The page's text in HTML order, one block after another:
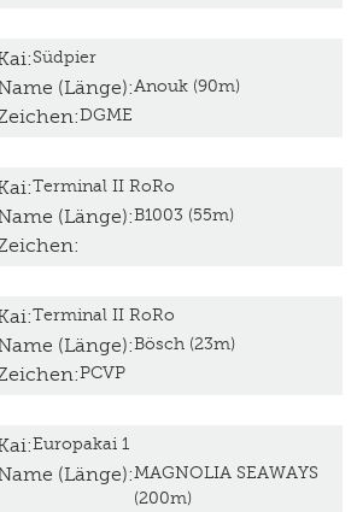
Südpier
(Länge):Anouk (90m)
DGME
Terminal II RoRo
(Länge):B1003 (55m)
Terminal II RoRo
(Länge):Bösch (23m)
PCVP
Europakai 1
(Länge):MAGNOLIA SEAWAYS
(200m)